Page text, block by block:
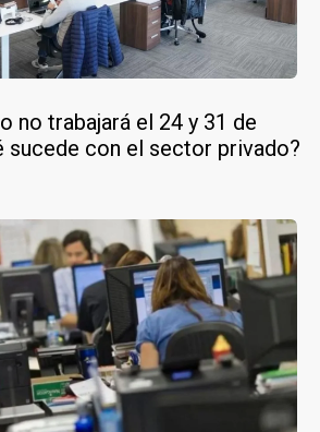
no trabajará el 24 y 31 de
sucede con el sector privado?